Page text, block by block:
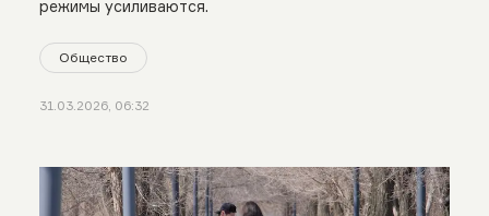
режимы усиливаются.
Общество
31.03.2026, 06:32